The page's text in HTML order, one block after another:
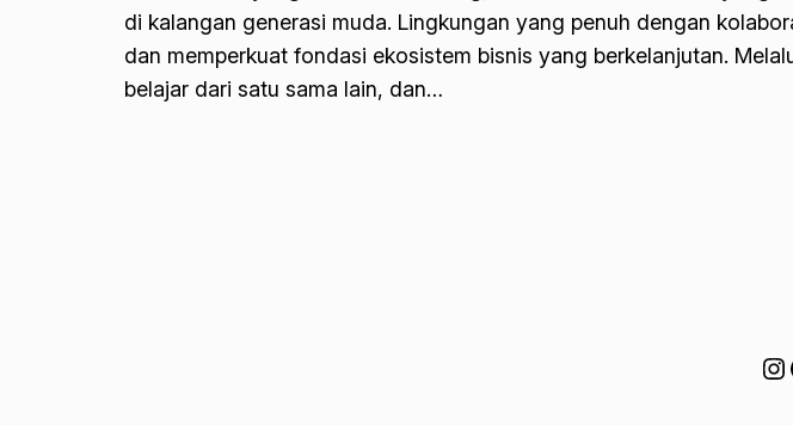
di kalangan generasi muda. Lingkungan yang penuh dengan
dan memperkuat fondasi ekosistem bisnis yang berkelanjutan.
belajar dari satu sama lain, dan…